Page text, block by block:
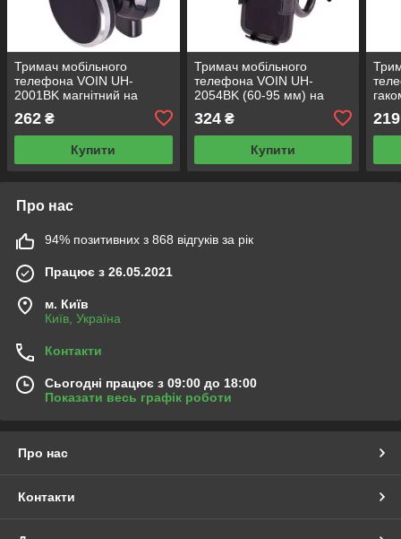
Тримач мобільного
телефона VOIN UH-
2001BK магнітний на
дефлектор (UH-2001BK)
262 ₴
Купити
Тримач мобільного
телефона VOIN UH-
2054BK (60-95 мм) на
гнучкій ніжці (UH-2054BK)
324₴
Купити
219
Про нас
94% позитивних з 868 відгуків за рік
Працює з 26.05.2021
м. Київ
Київ, Україна
Контакти
Сьогодні працює з 09:00 до 18:00
Показати весь графік роботи
Про нас
Контакти